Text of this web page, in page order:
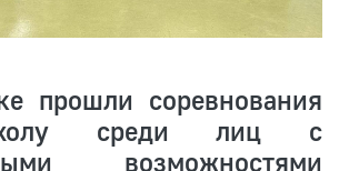
прошли соревнования
среди лиц с
возможностями